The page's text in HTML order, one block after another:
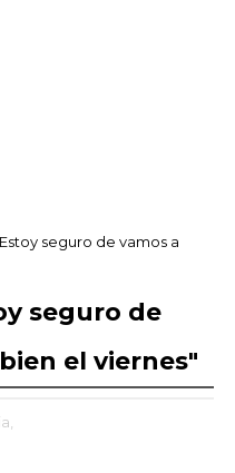
seguro de vamos a
seguro de
el viernes"